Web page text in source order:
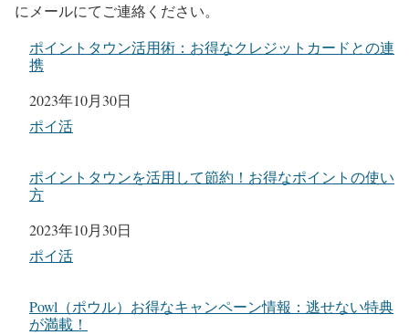
にメールにてご連絡ください。
ポイントタウン活用術：お得なクレジットカードとの連
携
日付
2023年10月30日
関連理由
ポイ活
ポイントタウンを活用して節約！お得なポイントの使い
方
日付
2023年10月30日
関連理由
ポイ活
Powl（ポウル）お得なキャンペーン情報：逃せない特典
が満載！